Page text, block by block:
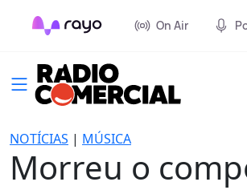
On Air
NOTÍCIAS | MÚSICA
Morreu o